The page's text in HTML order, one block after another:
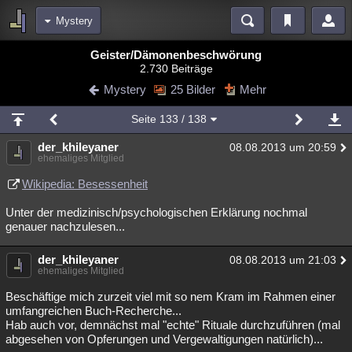
Mystery
Blogs Videos
Chat Wiki Neuigkeiten
meine Rubriken
Menschen Wissenschaft Mystery Kriminalfälle
Spiritualität Verschwörungen
Natur Umfragen Unterhaltung
weitere Rubriken
Philosophie Träume Literatur
Astronomie Helpdesk Gruppen Gaming Filme
Musik Clash Verbesserungen Allmystery English
Übersichten
Geister/Dämonenbeschwörung
2.730 Beiträge
Mystery 25 Bilder Mehr
Seite 133 / 138
der_khileyaner 08.08.2013 um 20:59
ehemaliges Mitglied
Wikipedia: Besessenheit
Unter der medizinisch/psychologischen Erklärung nochmal
genauer nachzulesen...
der_khileyaner 08.08.2013 um 21:03
ehemaliges Mitglied
Beschäftige mich zurzeit viel mit so nem Kram im Rahmen einer
umfangreichen Buch-Recherche...
Hab auch vor, demnächst mal "echte" Rituale durchzuführen (mal
abgesehen von Opferungen und Vergewaltigungen natürlich)...